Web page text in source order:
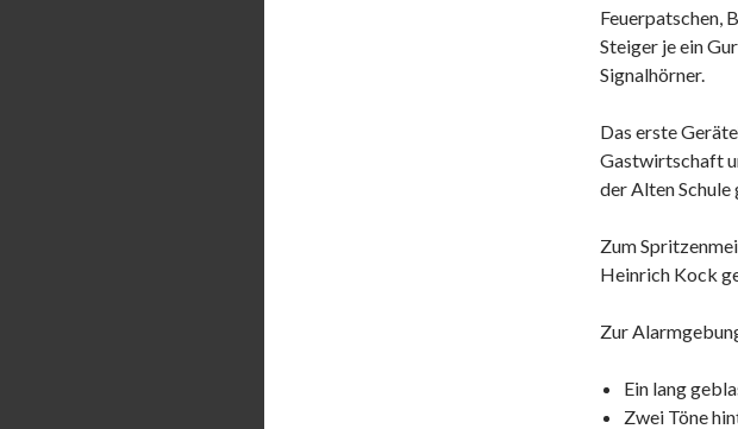
Feuerpatschen,
Steiger je ein
Signalhörner.
Das erste
Gastwirtschaft
der Alten Schule
Zum
Heinrich Kock
Zur
Ein lang
Zwei Töne